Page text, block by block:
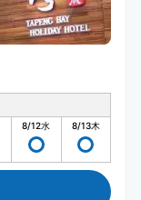
8/12水 8/13木